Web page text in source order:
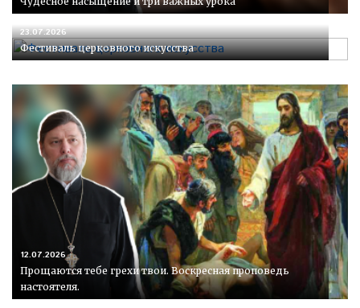
23.07.2026
Фестиваль церковного искусства
12.07.2026
Прощаются тебе грехи твои. Воскресная проповедь
настоятеля.